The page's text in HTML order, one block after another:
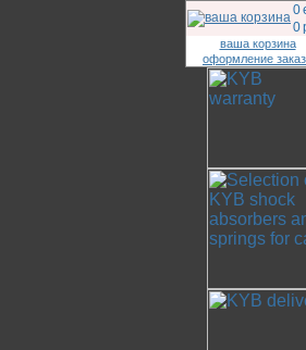
0
0
ваша корзина
оформление